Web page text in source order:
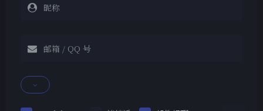
夜间模式